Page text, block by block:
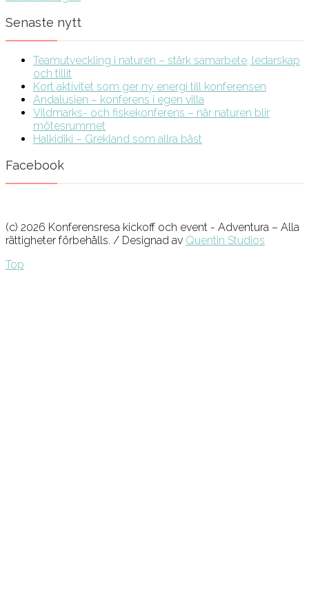
Senaste nytt
Teamutveckling i naturen – stärk samarbete, ledarskap
och tillit
Kort aktivitet som ger ny energi till konferensen
Andalusien – konferens i egen villa
Vildmarks- och fiskekonferens – när naturen blir
mötesrummet
Halkidiki – Grekland som allra bäst
Facebook
(c) 2026 Konferensresa kickoff och event - Adventura – Alla
rättigheter förbehålls. / Designad av Quentin Studios
Top